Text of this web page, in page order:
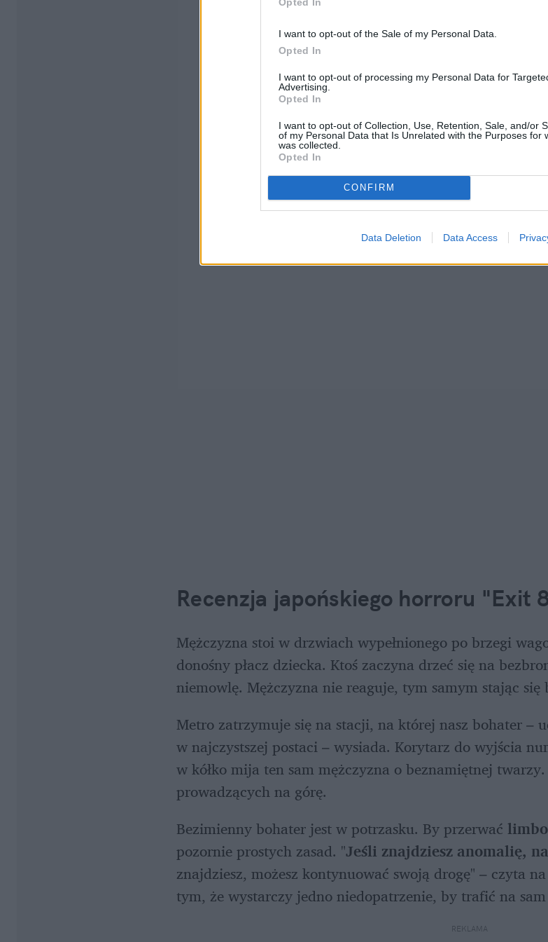
I want to opt-out of the Sale of my Personal Data.
Opted In
I want to opt-out of processing my Personal Data for
Advertising.
Opted In
I want to opt-out of Collection, Use, Retention, Sale, and/or
of my Personal Data that Is Unrelated with the Purposes for
was collected.
Opted In
CONFIRM
Data Deletion Data Access
Recenzja japońskiego horroru "Exit
Mężczyzna stoi w drzwiach wypełnionego po brzegi
donośny płacz dziecka. Ktoś zaczyna drzeć się na
niemowlę. Mężczyzna nie reaguje, tym samym stając
Metro zatrzymuje się na stacji, na której nasz bohater –
w najczystszej postaci – wysiada. Korytarz do wyjścia
w kółko mija ten sam mężczyzna o beznamiętnej
prowadzących na górę.
Bezimienny bohater jest w potrzasku. By przerwać limbo
pozornie prostych zasad. "Jeśli znajdziesz anomalię,
znajdziesz, możesz kontynuować swoją drogę" – czyta
tym, że wystarczy jedno niedopatrzenie, by trafić na
REKLAMA